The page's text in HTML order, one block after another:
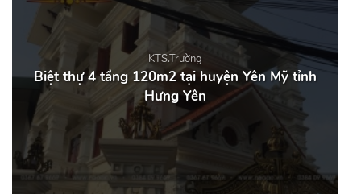
KTS.Trường
Biệt thự 4 tầng 120m2 tại huyện Yên Mỹ tỉnh
Hưng Yên